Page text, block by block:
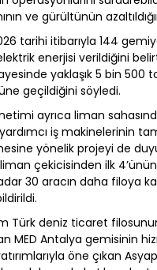
ve gürültünün
tarihi itibarıyla 144
enerjisi verildiğini
yaklaşık 5 bin 500
geçildiğini söyledi.
ayrıca liman
iş makinelerinin
yönelik projeyi de
çekicisinden ilk
30 aracın daha filoya
Türk deniz ticaret
MED Antalya gemisinin
öne çıkan